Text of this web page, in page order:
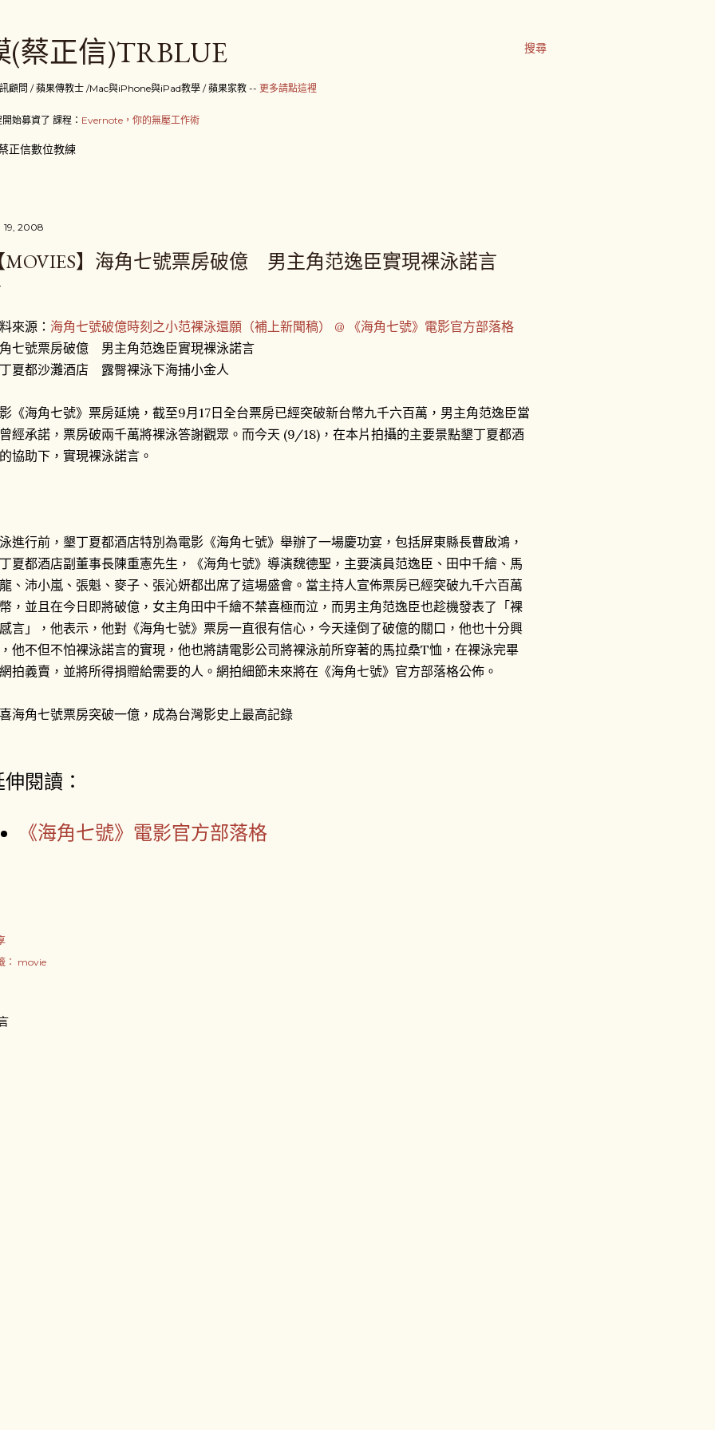
搜尋
(蔡正信)TRBLUE
顧問 / 蘋果傳教士 /Mac與iPhone與iPad教學 / 蘋果家教 -- 更多請點這裡
始募資了 課程： Evernote，你的無壓工作術
正信數位教練
19, 2008
MOVIES】海角七號票房破億 男主角范逸臣實現裸泳諾言
來源： 海角七號破億時刻之小范裸泳還願（補上新聞稿） @ 《海角七號》電影官方部落格
七號票房破億 男主角范逸臣實現裸泳諾言
夏都沙灘酒店 露臀裸泳下海捕小金人
《海角七號》票房延燒，截至9月17日全台票房已經突破新台幣九千六百萬，男主角范逸臣當
經承諾，票房破兩千萬將裸泳答謝觀眾。而今天 (9/18)，在本片拍攝的主要景點墾丁夏都酒
協助下，實現裸泳諾言。
進行前，墾丁夏都酒店特別為電影《海角七號》舉辦了一場慶功宴，包括屏東縣長曹啟鴻，
夏都酒店副董事長陳重憲先生，《海角七號》導演魏德聖，主要演員范逸臣、田中千繪、馬
、沛小嵐、張魁、麥子、張沁妍都出席了這場盛會。當主持人宣佈票房已經突破九千六百萬
，並且在今日即將破億，女主角田中千繪不禁喜極而泣，而男主角范逸臣也趁機發表了「裸
言」，他表示，他對《海角七號》票房一直很有信心，今天達倒了破億的關口，他也十分興
他不但不怕裸泳諾言的實現，他也將請電影公司將裸泳前所穿著的馬拉桑T恤，在裸泳完畢
拍義賣，並將所得捐贈給需要的人。網拍細節未來將在《海角七號》官方部落格公佈。
海角七號票房突破一億，成為台灣影史上最高記錄
伸閱讀：
《海角七號》電影官方部落格
： movie